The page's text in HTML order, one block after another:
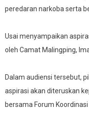
peredaran narkoba serta
Usai menyampaikan
oleh Camat Malingping,
Dalam audiensi tersebut,
aspirasi akan diteruskan
bersama Forum